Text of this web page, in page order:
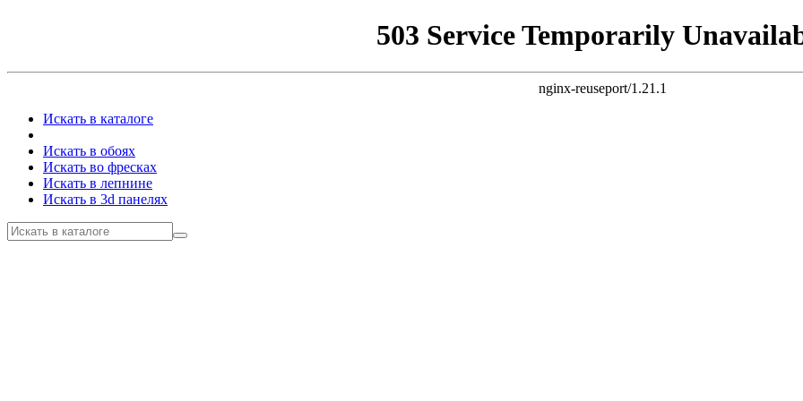
503 Service Temporarily
nginx-reuseport/1.21.1
Искать в каталоге
Искать в обоях
Искать во фресках
Искать в лепнине
Искать в 3d панелях